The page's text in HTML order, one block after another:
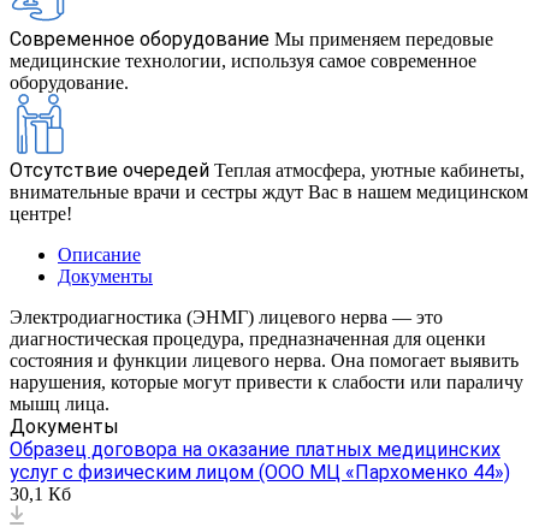
Современное оборудование Мы применяем передовые
медицинские технологии, используя самое современное
оборудование.
Отсутствие очередей Теплая атмосфера, уютные кабинеты,
внимательные врачи и сестры ждут Вас в нашем медицинском
центре!
Описание
Документы
Электродиагностика (ЭНМГ) лицевого нерва — это
диагностическая процедура, предназначенная для оценки
состояния и функции лицевого нерва. Она помогает выявить
нарушения, которые могут привести к слабости или параличу
мышц лица.
Документы
Образец договора на оказание платных медицинских
услуг с физическим лицом (ООО МЦ «Пархоменко 44»)
30,1 Кб